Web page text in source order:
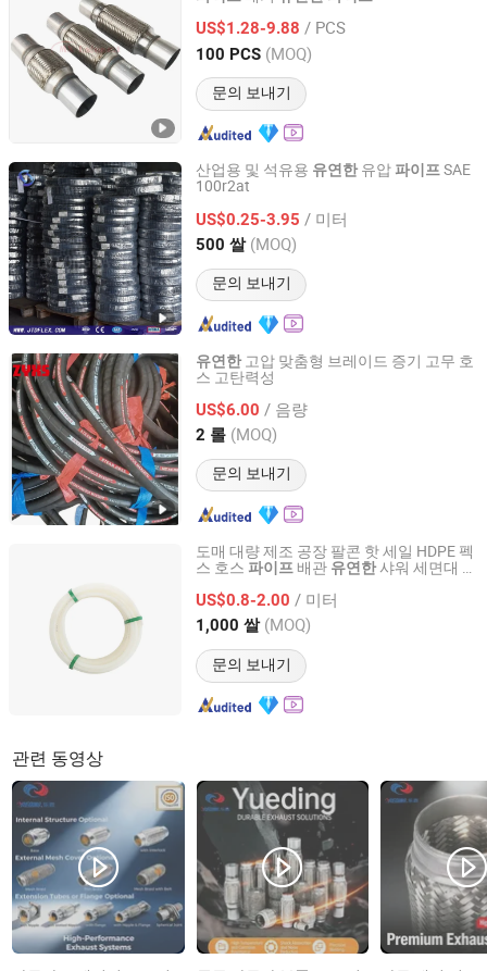
US$1.28-9.88 / PCS
100 PCS (MOQ)
문의 보내기
Shandong, China 이후 2019
산업용 및 석유용 유연한유압 파이프SAE
100r2at
US$0.25-3.95 / 미터
500 쌀 (MOQ)
문의 보내기
Juye Jintongda Pipe Industry Co., Ltd
Shandong, China 이후 2024
유연한고압 맞춤형 브레이드 증기 고무 호
스 고탄력성
US$6.00 / 음량
2 롤 (MOQ)
문의 보내기
Shijiazhuang Continent Rubber & Plastic Co., Ltd.
Hebei, China 이후 2026
도매 대량 제조 공장 팔콘 핫 세일 HDPE 펙
스 호스 파이프 배관 유연한샤워 세면대 저
US$0.8-2.00 / 미터
1,000 쌀 (MOQ)
문의 보내기
Beijing Soho Building Materials Group Co. Ltd.
Beijing, China 이후 2025
관련 동영상